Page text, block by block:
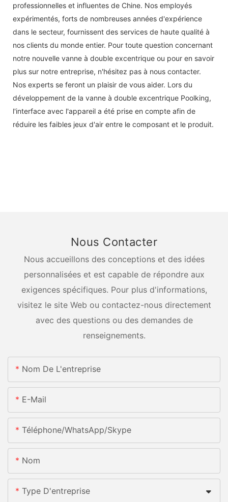
professionnelles et influentes de Chine. Nos employés
expérimentés, forts de nombreuses années d'expérience
dans le secteur, fournissent des services de haute qualité à
nos clients du monde entier. Pour toute question concernant
notre nouvelle vanne à double excentrique ou pour en savoir
plus sur notre entreprise, n'hésitez pas à nous contacter.
Nos experts se feront un plaisir de vous aider. Lors du
développement de la vanne à double excentrique Poolking,
l'interface avec l'appareil a été prise en compte afin de
réduire les faibles jeux d'air entre le composant et le produit.
Nous Contacter
Nous accueillons des conceptions et des idées
personnalisées et est capable de répondre aux
exigences spécifiques. Pour plus d'informations,
visitez le site Web ou contactez-nous directement
avec des questions ou des demandes de
renseignements.
Nom De L'entreprise
E-Mail
Téléphone/WhatsApp/Skype
Nom
Type D'entreprise